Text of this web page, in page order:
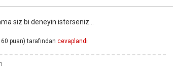
siz bi deneyin isterseniz ..
puan) tarafından cevaplandı